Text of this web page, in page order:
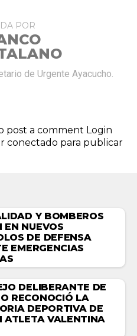
POR
de Urgente Ayacucho.
post a comment Login
conectado para publicar
Y BOMBEROS
EN NUEVOS
DE DEFENSA
EMERGENCIAS
DELIBERANTE DE
RECONOCIÓ LA
DEPORTIVA DE
ATLETA VALENTINA